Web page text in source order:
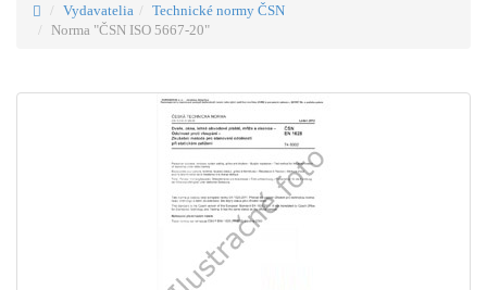
Vydavatelia
Technické normy ČSN
Norma "ČSN ISO 5667-20"